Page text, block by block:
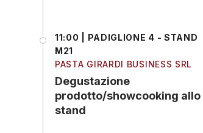
11:00 | PADIGLIONE 4 - STAND
M21
PASTA GIRARDI BUSINESS SRL
Degustazione
prodotto/showcooking allo
stand